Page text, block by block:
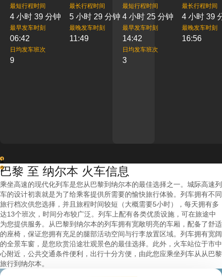
最短行程时间
4 小时 39 分钟
最长行程时间
5 小时 29 分钟
最早发车时刻
06:42
最晚发车时刻
11:49
日均发车班次
9
最短行程时间
4 小时 25 分钟
最长行程时间
4 小时 39
最早发车时刻
14:42
最晚发车时刻
16:56
日均发车班次
3
1
2
巴黎 至 纳尔本 火车信息
乘坐高速的现代化列车是您从巴黎到纳尔本的最佳选择之一。城际高速列
车的设计初衷就是为了给乘客提供所需要的愉快旅行体验。列车拥有不同
旅行档次供您选择，并且旅程时间较短（大概需要5小时），每天拥有多
达13个班次，时间分布较广泛。列车上配有各类优质设施，可在旅途中
为您提供服务。从巴黎到纳尔本的列车拥有宽敞明亮的车厢，配备了舒适
的座椅，保证您拥有充足的腿部活动空间与行李放置区域。列车拥有宽阔
的全景车窗，是您欣赏沿途壮观景色的最佳选择。此外，火车站位于市中
心附近，公共交通条件便利，出行十分方便，由此您应乘坐列车从从巴黎
旅行到纳尔本。